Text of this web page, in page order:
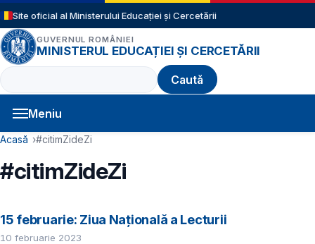
Sari la conținutul principal
Site oficial al Ministerului Educației și Cercetării
GUVERNUL ROMÂNIEI
MINISTERUL EDUCAȚIEI ȘI CERCETĂRII
Caută
Meniu
Navigație principală
Cale de navigare
Acasă #citimZideZi
#citimZideZi
15 februarie: Ziua Națională a Lecturii
10 februarie 2023